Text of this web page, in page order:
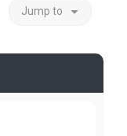
Jump to